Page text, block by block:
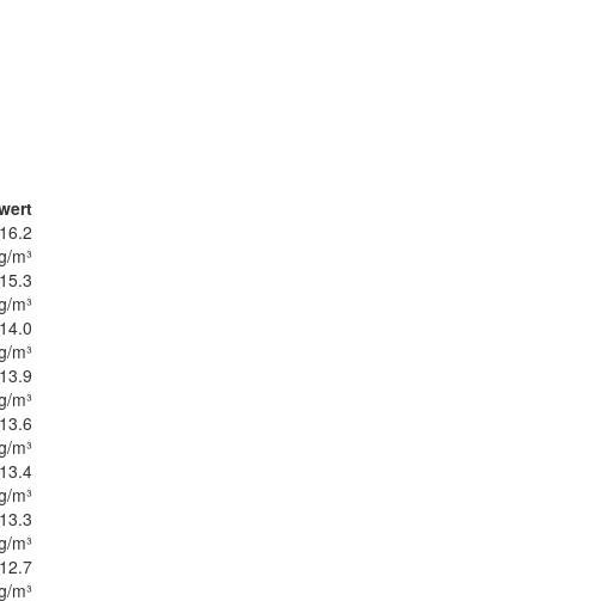
16.2
m³
15.3
m³
14.0
m³
13.9
m³
13.6
m³
13.4
m³
13.3
m³
12.7
m³